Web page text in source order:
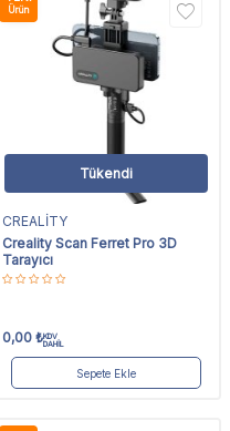
Ürün
Tükendi
CREALİTY
Creality Scan Ferret Pro 3D
Tarayıcı
0,00 ₺KDV
DAHİL
Sepete Ekle